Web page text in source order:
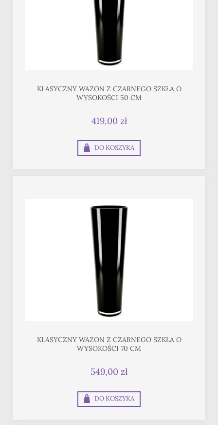
KLASYCZNY WAZON Z CZARNEGO SZKŁA O
WYSOKOŚCI 50 CM
419,00 zł
DO KOSZYKA
KLASYCZNY WAZON Z CZARNEGO SZKŁA O
WYSOKOŚCI 70 CM
549,00 zł
DO KOSZYKA